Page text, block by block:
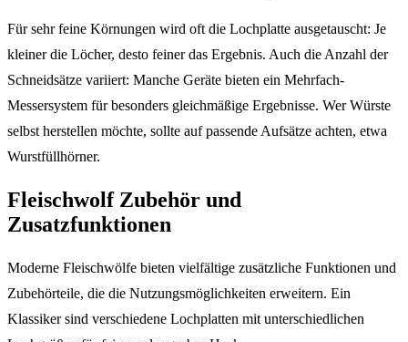
Für sehr feine Körnungen wird oft die Lochplatte ausgetauscht: Je
kleiner die Löcher, desto feiner das Ergebnis. Auch die Anzahl der
Schneidsätze variiert: Manche Geräte bieten ein Mehrfach-
Messersystem für besonders gleichmäßige Ergebnisse. Wer Würste
selbst herstellen möchte, sollte auf passende Aufsätze achten, etwa
Wurstfüllhörner.
Fleischwolf Zubehör und
Zusatzfunktionen
Moderne Fleischwölfe bieten vielfältige zusätzliche Funktionen und
Zubehörteile, die die Nutzungsmöglichkeiten erweitern. Ein
Klassiker sind verschiedene Lochplatten mit unterschiedlichen